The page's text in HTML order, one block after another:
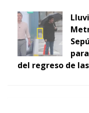
del regreso de